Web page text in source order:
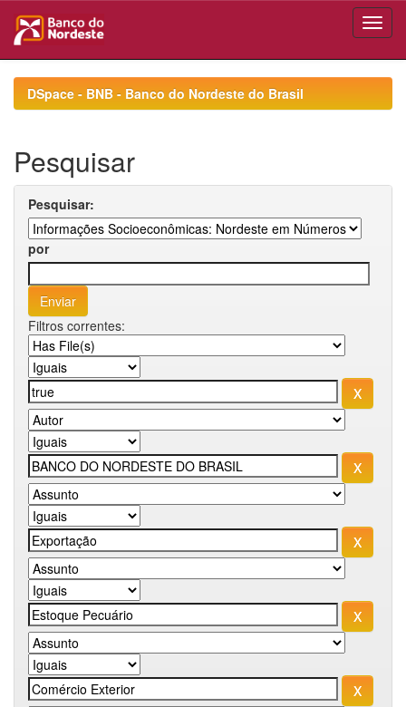
navigationDSpace - BNB - Banco do Nordeste do Brasil
Pesquisar
Pesquisar:
por
Filtros correntes: